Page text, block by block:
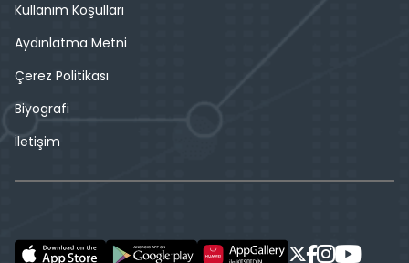
Kullanım Koşulları
Aydınlatma Metni
Çerez Politikası
Biyografi
İletişim